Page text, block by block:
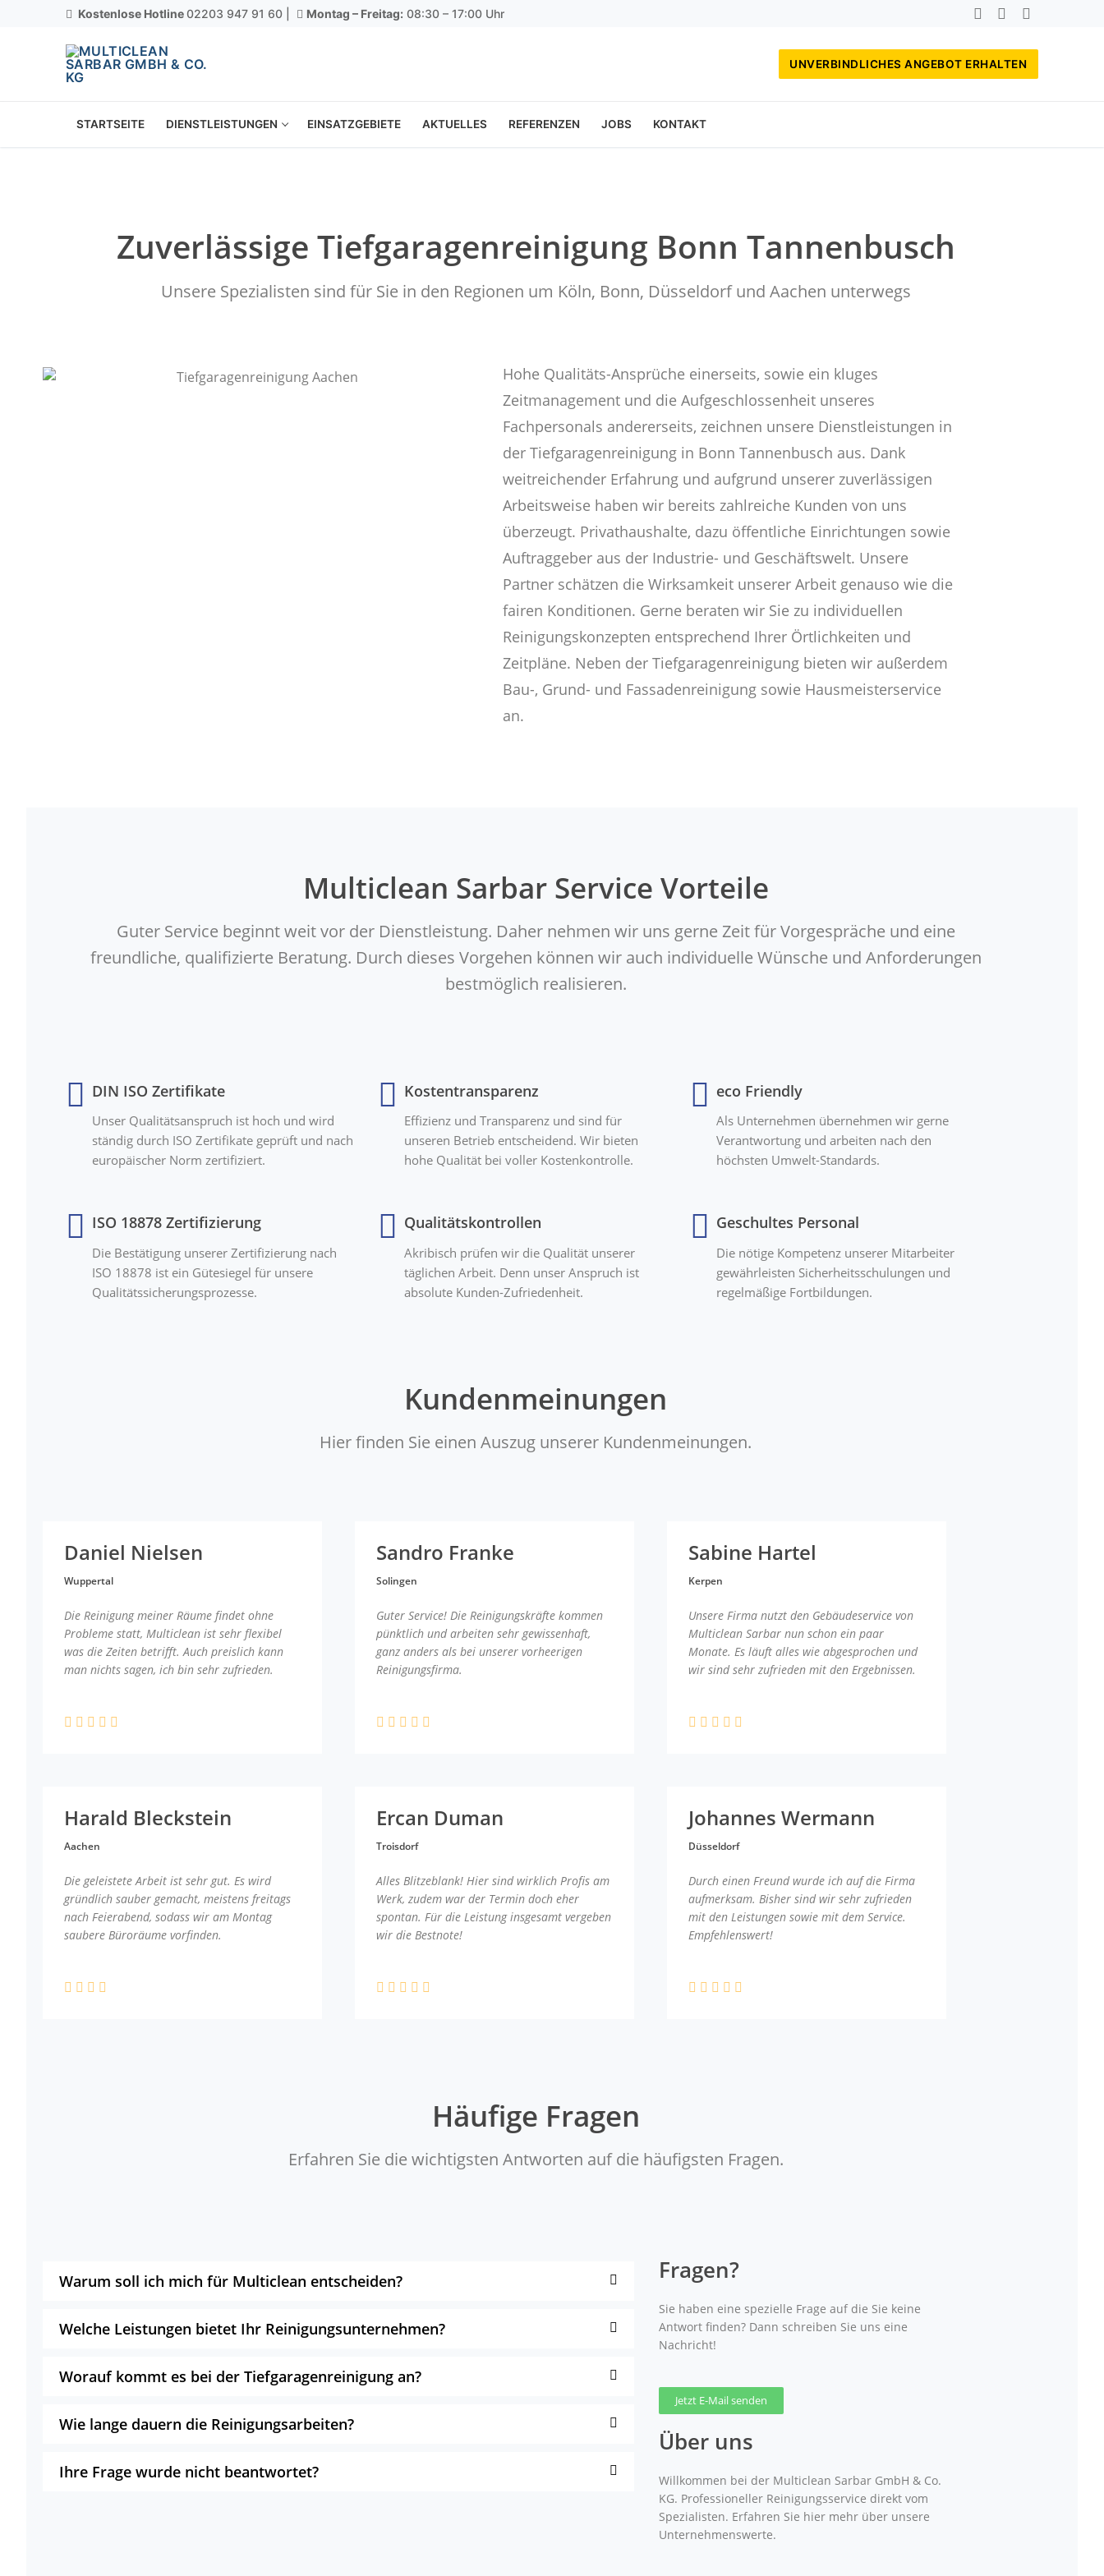
Kostenlose Hotline02203 947 91 60 | Montag – Freitag: 08:30 – 17:00 Uhr
UNVERBINDLICHES ANGEBOT ERHALTEN
STARTSEITE DIENSTLEISTUNGEN EINSATZGEBIETE AKTUELLES REFERENZEN JOBS KONTAKT
Zuverlässige Tiefgaragenreinigung Bonn Tannenbusch
Unsere Spezialisten sind für Sie in den Regionen um Köln, Bonn, Düsseldorf und Aachen unterwegs
Hohe Qualitäts-Ansprüche einerseits, sowie ein kluges
Zeitmanagement und die Aufgeschlossenheit unseres
Fachpersonals andererseits, zeichnen unsere Dienstleistungen in
der Tiefgaragenreinigung in Bonn Tannenbusch aus. Dank
weitreichender Erfahrung und aufgrund unserer zuverlässigen
Arbeitsweise haben wir bereits zahlreiche Kunden von uns
überzeugt. Privathaushalte, dazu öffentliche Einrichtungen sowie
Auftraggeber aus der Industrie- und Geschäftswelt. Unsere
Partner schätzen die Wirksamkeit unserer Arbeit genauso wie die
fairen Konditionen. Gerne beraten wir Sie zu individuellen
Reinigungskonzepten entsprechend Ihrer Örtlichkeiten und
Zeitpläne. Neben der Tiefgaragenreinigung bieten wir außerdem
Bau-, Grund- und Fassadenreinigung sowie Hausmeisterservice
an.
Multiclean Sarbar Service Vorteile
Guter Service beginnt weit vor der Dienstleistung. Daher nehmen wir uns gerne Zeit für Vorgespräche und eine
freundliche, qualifizierte Beratung. Durch dieses Vorgehen können wir auch individuelle Wünsche und Anforderungen
bestmöglich realisieren.
DIN ISO Zertifikate
Unser Qualitätsanspruch ist hoch und wird
ständig durch ISO Zertifikate geprüft und nach
europäischer Norm zertifiziert.
ISO 18878 Zertifizierung
Die Bestätigung unserer Zertifizierung nach
ISO 18878 ist ein Gütesiegel für unsere
Qualitätssicherungsprozesse.
Kostentransparenz
Effizienz und Transparenz und sind für
unseren Betrieb entscheidend. Wir bieten
hohe Qualität bei voller Kostenkontrolle.
Qualitätskontrollen
Akribisch prüfen wir die Qualität unserer
täglichen Arbeit. Denn unser Anspruch ist
absolute Kunden-Zufriedenheit.
eco Friendly
Als Unternehmen übernehmen wir gerne
Verantwortung und arbeiten nach den
höchsten Umwelt-Standards.
Geschultes Personal
Die nötige Kompetenz unserer Mitarbeiter
gewährleisten Sicherheitsschulungen und
regelmäßige Fortbildungen.
Kundenmeinungen
Hier finden Sie einen Auszug unserer Kundenmeinungen.
Daniel Nielsen
Wuppertal
Die Reinigung meiner Räume findet ohne
Probleme statt, Multiclean ist sehr flexibel
was die Zeiten betrifft. Auch preislich kann
man nichts sagen, ich bin sehr zufrieden.
Sandro Franke
Solingen
Guter Service! Die Reinigungskräfte kommen
pünktlich und arbeiten sehr gewissenhaft,
ganz anders als bei unserer vorheerigen
Reinigungsfirma.
Sabine Hartel
Kerpen
Unsere Firma nutzt den Gebäudeservice von
Multiclean Sarbar nun schon ein paar
Monate. Es läuft alles wie abgesprochen und
wir sind sehr zufrieden mit den Ergebnissen.
Harald Bleckstein
Aachen
Die geleistete Arbeit ist sehr gut. Es wird
gründlich sauber gemacht, meistens freitags
nach Feierabend, sodass wir am Montag
saubere Büroräume vorfinden.
Ercan Duman
Troisdorf
Alles Blitzeblank! Hier sind wirklich Profis am
Werk, zudem war der Termin doch eher
spontan. Für die Leistung insgesamt vergeben
wir die Bestnote!
Johannes Wermann
Düsseldorf
Durch einen Freund wurde ich auf die Firma
aufmerksam. Bisher sind wir sehr zufrieden
mit den Leistungen sowie mit dem Service.
Empfehlenswert!
Häufige Fragen
Erfahren Sie die wichtigsten Antworten auf die häufigsten Fragen.
Warum soll ich mich für Multiclean entscheiden?
Welche Leistungen bietet Ihr Reinigungsunternehmen?
Worauf kommt es bei der Tiefgaragenreinigung an?
Wie lange dauern die Reinigungsarbeiten?
Ihre Frage wurde nicht beantwortet?
Fragen?
Sie haben eine spezielle Frage auf die Sie keine
Antwort finden? Dann schreiben Sie uns eine
Nachricht!
Jetzt E-Mail senden
Über uns
Willkommen bei der Multiclean Sarbar GmbH & Co.
KG. Professioneller Reinigungsservice direkt vom
Spezialisten. Erfahren Sie hier mehr über unsere
Unternehmenswerte.